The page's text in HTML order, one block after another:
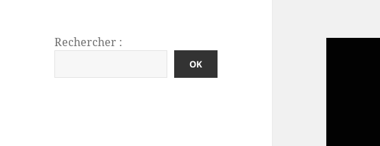
Rechercher :
OK